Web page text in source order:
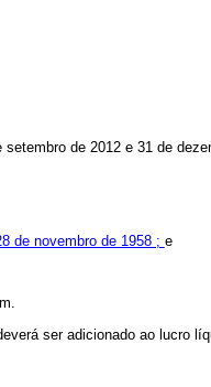
de 2012 e 31 de
de novembro de 1958 ; e
ser adicionado ao lucro